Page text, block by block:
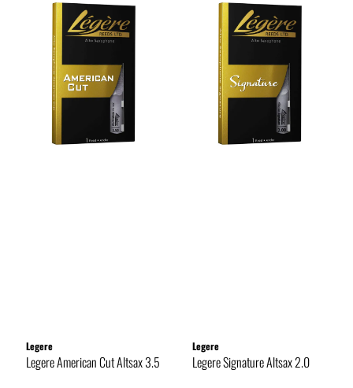
Legere
Legere American Cut Altsax 3.5
Legere
Legere Signature Altsax 2.0